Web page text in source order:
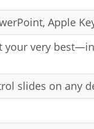
Apple
your very
slides on any